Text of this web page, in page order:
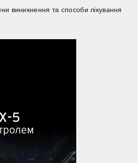
виникнення та способи лікування